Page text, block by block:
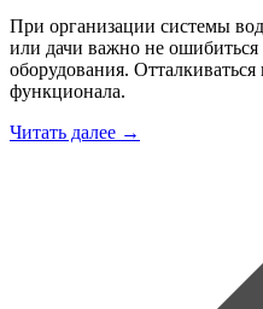
При организации системы
или дачи важно не
оборудования.
функционала.
Читать далее →